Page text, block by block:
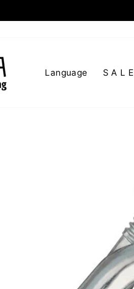
Language S A L E